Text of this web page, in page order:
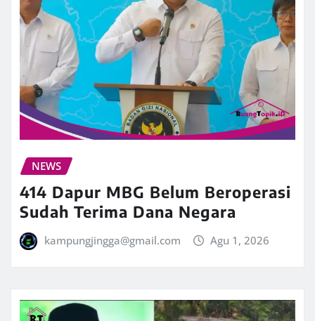
NEWS
414 Dapur MBG Belum Beroperasi
Sudah Terima Dana Negara
kampungjingga@gmail.com Agu 1, 2026